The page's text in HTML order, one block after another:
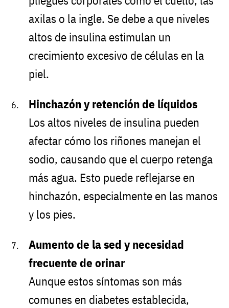
axilas o la ingle. Se debe a que niveles
altos de insulina estimulan un
crecimiento excesivo de células en la
piel.
Hinchazón y retención de líquidos
Los altos niveles de insulina pueden
afectar cómo los riñones manejan el
sodio, causando que el cuerpo retenga
más agua. Esto puede reflejarse en
hinchazón, especialmente en las manos
y los pies.
Aumento de la sed y necesidad
frecuente de orinar
Aunque estos síntomas son más
comunes en diabetes establecida,